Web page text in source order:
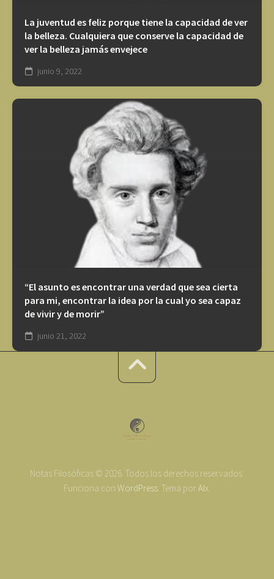
La juventud es feliz porque tiene la capacidad de ver
la belleza. Cualquiera que conserve la capacidad de
ver la belleza jamás envejece
junio 9, 2022
“El asunto es encontrar una verdad que sea cierta
para mi, encontrar la idea por la cual yo sea capaz
de vivir y de morir”
junio 21, 2022
Notas Filosóficas © 2026. Todos los derechos reservados.
Funciona con WordPress. Tema porAlx.